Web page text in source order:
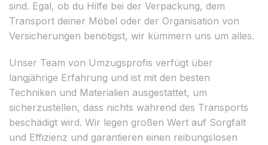
sind. Egal, ob du Hilfe bei der Verpackung, dem
Transport deiner Möbel oder der Organisation von
Versicherungen benötigst, wir kümmern uns um alles.
Unser Team von Umzugsprofis verfügt über
langjährige Erfahrung und ist mit den besten
Techniken und Materialien ausgestattet, um
sicherzustellen, dass nichts während des Transports
beschädigt wird. Wir legen großen Wert auf Sorgfalt
und Effizienz und garantieren einen reibungslosen